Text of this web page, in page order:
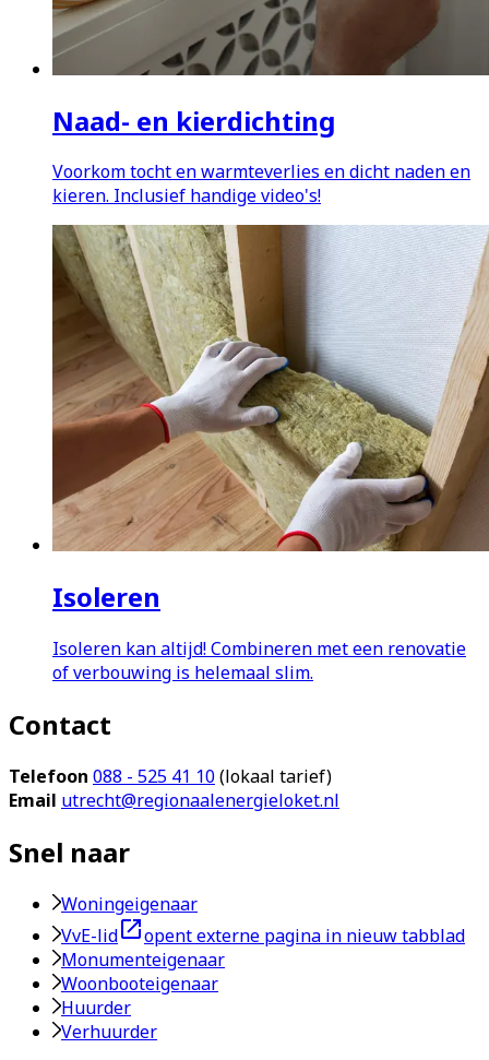
Naad- en kierdichting
Voorkom tocht en warmteverlies en dicht naden en
kieren. Inclusief handige video's!
Isoleren
Isoleren kan altijd! Combineren met een renovatie
of verbouwing is helemaal slim.
Contact
Telefoon 088 - 525 41 10(lokaal tarief)
Email utrecht@regionaalenergieloket.nl
Snel naar
Woningeigenaar
VvE-lid
opent externe pagina in nieuw tabblad
Monumenteigenaar
Woonbooteigenaar
Huurder
Verhuurder